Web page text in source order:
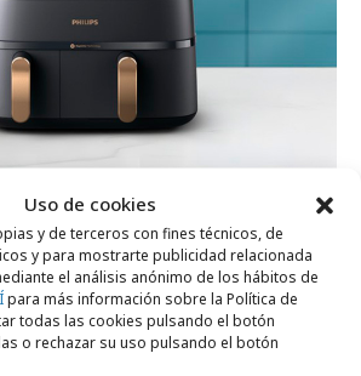
Uso de cookies
y de terceros con fines técnicos, de
y para mostrarte publicidad relacionada
el análisis anónimo de los hábitos de
para más información sobre la Política de
todas las cookies pulsando el botón
o rechazar su uso pulsando el botón
Dentsu Creative presentan